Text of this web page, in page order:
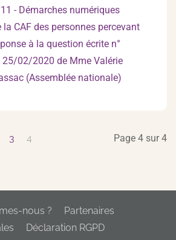
- Démarches numériques
la CAF des personnes percevant
à la question écrite n°
25/02/2020 de Mme Valérie
(Assemblée nationale)
Page 4 sur 4
3 4
nous ?
Partenaires
Déclaration RGPD